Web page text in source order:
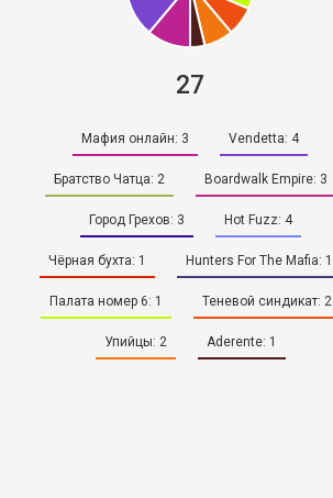
27
Мафия онлайн: 3 Vendetta: 4
Братство Чатца: 2 Boardwalk Empire: 3
Город Грехов: 3 Hot Fuzz: 4
Чёрная бухта: 1 Hunters For The Mafia: 1
Палата номер 6: 1 Теневой синдикат: 2
Упийцы: 2 Aderente: 1